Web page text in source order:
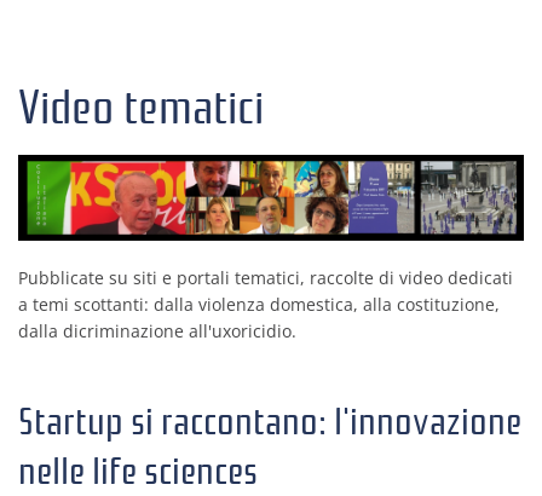
Video tematici
Pubblicate su siti e portali tematici, raccolte di video dedicati
a temi scottanti: dalla violenza domestica, alla costituzione,
dalla dicriminazione all'uxoricidio.
Startup si raccontano: l'innovazione
nelle life sciences